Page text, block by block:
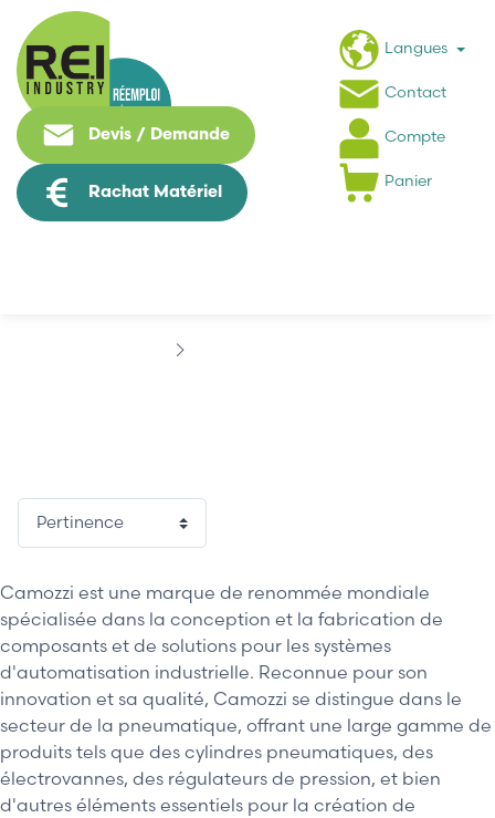
Devis / Demande
Rachat Matériel
Langues
Contact
Compte
Panier
Camozzi est une marque de renommée mondiale
spécialisée dans la conception et la fabrication de
composants et de solutions pour les systèmes
d'automatisation industrielle. Reconnue pour son
innovation et sa qualité, Camozzi se distingue dans le
secteur de la pneumatique, offrant une large gamme de
produits tels que des cylindres pneumatiques, des
électrovannes, des régulateurs de pression, et bien
d'autres éléments essentiels pour la création de